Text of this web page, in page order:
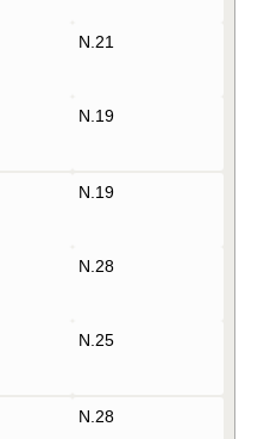
N.21
N.19
N.19
N.28
N.25
N.28